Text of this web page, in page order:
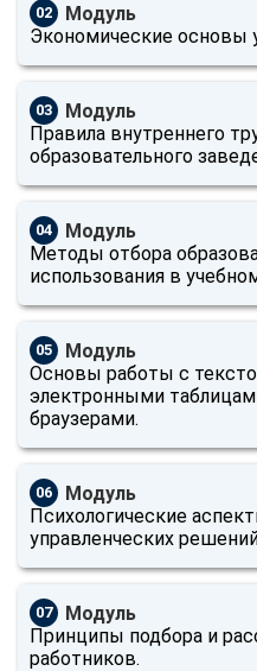
02
Модуль
Экономические основы
03
Модуль
Правила внутреннего
образовательного
04
Модуль
Методы отбора
использования в
05
Модуль
Основы работы с
электронными
браузерами.
06
Модуль
Психологические
управленческих
07
Модуль
Принципы подбора и
работников.